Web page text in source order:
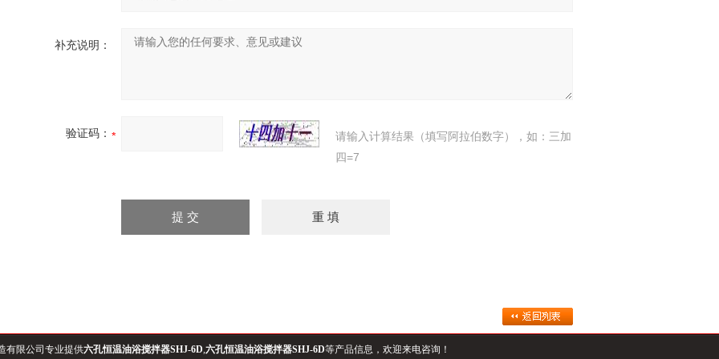
补充说明：
验证码：
请输入计算结果（填写阿拉伯数字），如：三加
四=7
有限公司专业提供六孔恒温油浴搅拌器SHJ-6D,六孔恒温油浴搅拌器SHJ-6D等产品信息，欢迎来电咨询！